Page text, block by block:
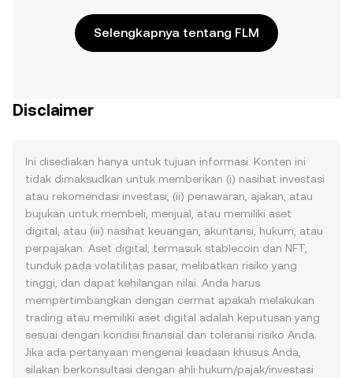
Selengkapnya tentang FLM
Disclaimer
Ini disediakan hanya untuk tujuan informasi. Konten ini
tidak dimaksudkan untuk memberikan (i) nasihat investasi
atau rekomendasi investasi, (ii) penawaran, ajakan, atau
bujukan untuk membeli, menjual, atau memiliki aset
digital, atau (iii) nasihat keuangan, akuntansi, hukum, atau
perpajakan. Aset digital, termasuk stablecoin dan NFT,
tunduk pada volatilitas pasar, melibatkan risiko yang
tinggi, dan dapat kehilangan nilai. Anda harus
mempertimbangkan dengan cermat apakah melakukan
trading atau memiliki aset digital adalah keputusan yang
sesuai dengan kondisi finansial dan toleransi risiko Anda.
Jika ada pertanyaan mengenai keadaan khusus Anda,
silakan berkonsultasi dengan ahli hukum/pajak/investasi